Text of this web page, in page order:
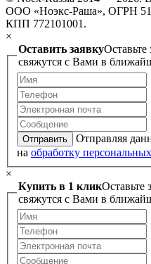
ООО «Ноэкс-Раша», ОГРН
КПП 772101001.
×
Оставить заявку
свяжутся с Вами в
Отправить
Отправляя
на обработку
×
Купить в 1 кликОставьте
свяжутся с Вами в